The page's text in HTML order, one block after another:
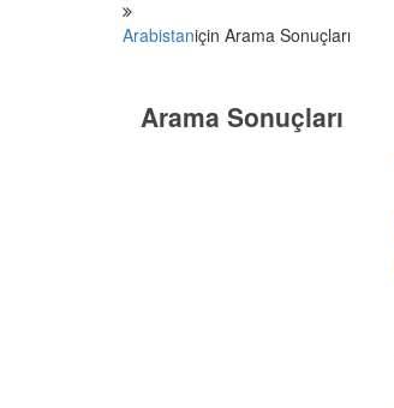
Arabistaniçin Arama Sonuçları
Arama Sonuçları